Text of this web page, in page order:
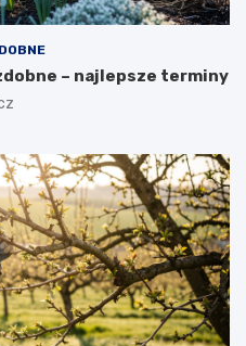
– najlepsze terminy